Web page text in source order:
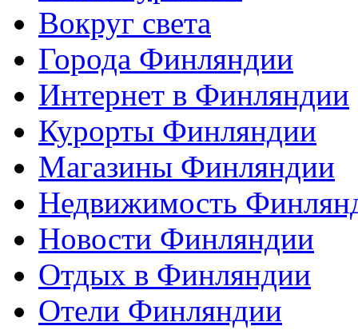
Вокруг света
Города Финляндии
Интернет в Финляндии
Курорты Финляндии
Магазины Финляндии
Недвижимость
Новости Финляндии
Отдых в Финляндии
Отели Финляндии